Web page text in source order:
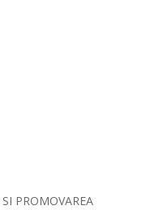
PROMOVAREA